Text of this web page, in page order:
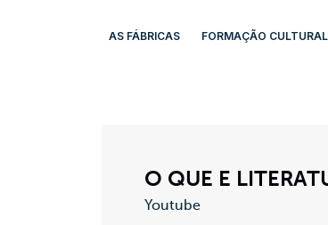
AS FÁBRICAS FORMAÇÃO CULTURAL
O QUE E
Youtube